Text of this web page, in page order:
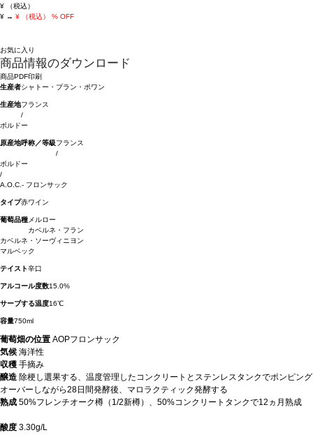
¥
（税込）
¥ → ¥ （税込） % OFF
お気に入り
商品情報のダウンロード
商品PDF印刷
生産者シャトー・プラン・ポワン
生産地フランス
/
ボルドー
原産地呼称／等級フランス
/
ボルドー
/
A.O.C.- フロンサック
タイプ赤ワイン
葡萄品種メルロー
カベルネ・フラン
カベルネ・ソーヴィニヨン
マルベック
テイスト辛口
アルコール度数15.0%
サーブする温度16℃
容量750ml
葡萄畑の位置 AOPフロンサック
気候 海洋性
収穫 手摘み
醸造 除梗し選果する、温度管理したコンクリートとステンレスタンクでポンピング
オーバーしながら28日間発酵後、マロラクティック発酵する
熟成 50%フレンチオーク樽（1/2新樽）、50%コンクリートタンクで12ヵ月熟成
酸度 3.30g/L